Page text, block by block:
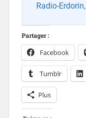
Radio-
Partager :
Facebook
Tumblr
Plus